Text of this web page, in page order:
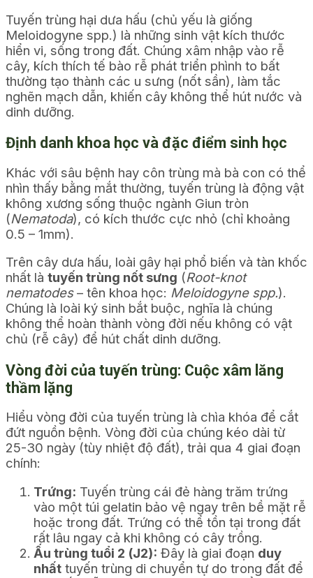
Tuyến trùng hại dưa hấu (chủ yếu là giống
Meloidogyne spp.) là những sinh vật kích thước
hiển vi, sống trong đất. Chúng xâm nhập vào rễ
cây, kích thích tế bào rễ phát triển phình to bất
thường tạo thành các u sưng (nốt sần), làm tắc
nghẽn mạch dẫn, khiến cây không thể hút nước và
dinh dưỡng.
Định danh khoa học và đặc điểm sinh học
Khác với sâu bệnh hay côn trùng mà bà con có thể
nhìn thấy bằng mắt thường, tuyến trùng là động vật
không xương sống thuộc ngành Giun tròn
(Nematoda), có kích thước cực nhỏ (chỉ khoảng
0.5 – 1mm).
Trên cây dưa hấu, loài gây hại phổ biến và tàn khốc
nhất là tuyến trùng nốt sưng (Root-knot
nematodes– tên khoa học: Meloidogyne spp.).
Chúng là loài ký sinh bắt buộc, nghĩa là chúng
không thể hoàn thành vòng đời nếu không có vật
chủ (rễ cây) để hút chất dinh dưỡng.
Vòng đời của tuyến trùng: Cuộc xâm lăng
thầm lặng
Hiểu vòng đời của tuyến trùng là chìa khóa để cắt
đứt nguồn bệnh. Vòng đời của chúng kéo dài từ
25-30 ngày (tùy nhiệt độ đất), trải qua 4 giai đoạn
chính:
Trứng: Tuyến trùng cái đẻ hàng trăm trứng
vào một túi gelatin bảo vệ ngay trên bề mặt rễ
hoặc trong đất. Trứng có thể tồn tại trong đất
rất lâu ngay cả khi không có cây trồng.
Ấu trùng tuổi 2 (J2): Đây là giai đoạn duy
nhất tuyến trùng di chuyển tự do trong đất để